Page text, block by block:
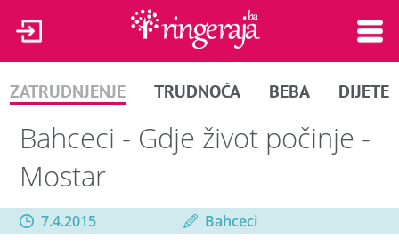
ZATRUDNJENJE TRUDNOĆA BEBA DIJETE
Bahceci - Gdje život počinje -
Mostar
7.4.2015 Bahceci